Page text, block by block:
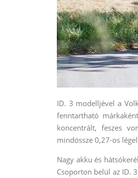
ID. 3 modelljével a
fenntartható
koncentrált, feszes
mindössze 0,27-os
Nagy akku és
Csoporton belül az ID.